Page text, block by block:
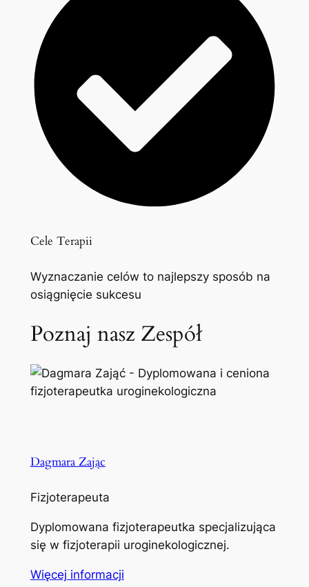
Cele Terapii
Wyznaczanie celów to najlepszy sposób na
osiągnięcie sukcesu
Poznaj nasz Zespół
Dagmara Zając
Fizjoterapeuta
Dyplomowana fizjoterapeutka specjalizująca
się w fizjoterapii uroginekologicznej.
Więcej informacji